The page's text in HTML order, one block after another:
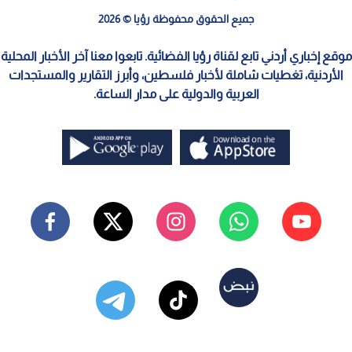
جميع الحقوق محفوظة رؤيا © 2026
موقع إخباري أردني تابع لقناة رؤيا الفضائية. تابعوا معنا آخر الأخبار المحلية
الأردنية، تغطيات شاملة لأخبار فلسطين، وأبرز التقارير والمستجدات
العربية والدولية على مدار الساعة.